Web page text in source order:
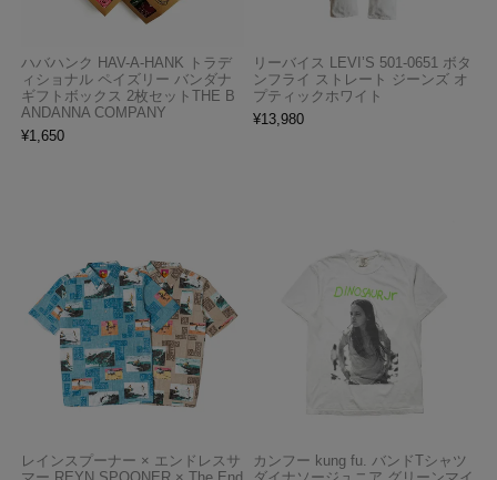
ハバハンク HAV-A-HANK トラデ
ィショナル ペイズリー バンダナ
ギフトボックス 2枚セットTHE B
ANDANNA COMPANY
¥1,650
リーバイス LEVI’S 501-0651 ボタ
ンフライ ストレート ジーンズ オ
プティックホワイト
¥13,980
レインスプーナー × エンドレスサ
カンフー kung fu. バンドTシャツ